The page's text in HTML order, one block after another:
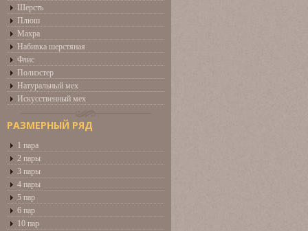
Шерсть
Плюш
Махра
Набивка шерстяная
Флис
Полиэстер
Натуральный мех
Искусственный мех
РАЗМЕРНЫЙ РЯД
1 пара
2 пары
3 пары
4 пары
5 пар
6 пар
10 пар